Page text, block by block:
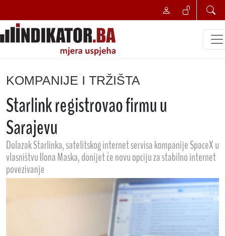
KOMPANIJE I TRŽIŠTA
Starlink registrovao firmu u
Sarajevu
Dolazak Starlinka, satelitskog internet servisa kompanije SpaceX u
vlasništvu Ilona Maska, donijet će novu opciju za stabilno internet
povezivanje